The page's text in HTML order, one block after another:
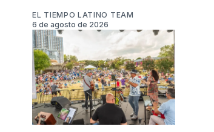
EL TIEMPO LATINO TEAM
6 de agosto de 2026